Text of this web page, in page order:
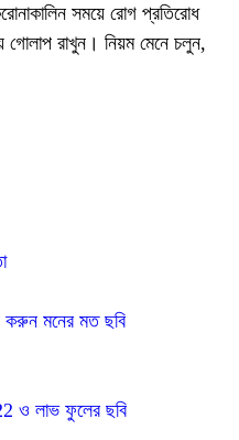
সময়ে রোগ প্রতিরোধ
গোলাপ রাখুন। নিয়ম মেনে চলুন,
করুন মনের মত ছবি
ও লাভ ফুলের ছবি